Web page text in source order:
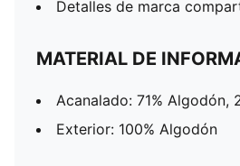
Detalles de marca
MATERIAL DE
Acanalado: 71% Algodón,
Exterior: 100% Algodón